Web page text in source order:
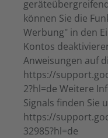
können Sie die
Werbung" in den
Kontos
Anweisungen auf
https://
2?hl=de Weitere
Signals finden Sie
https://
32985?hl=de